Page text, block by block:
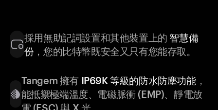
採用無助記詞設置和其他裝置上的 智慧備
份，您的比特幣既安全又只有您能存取。
Tangem 擁有 IP69K 等級的防水防塵功能，
能抵禦極端溫度、電磁脈衝 (EMP)、靜電放